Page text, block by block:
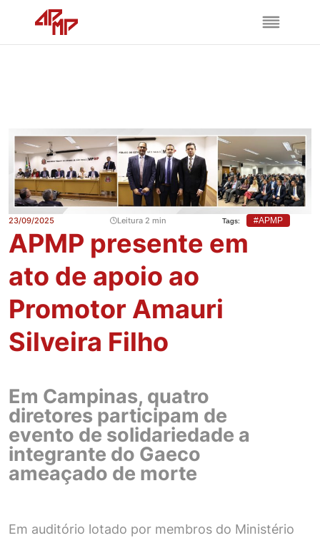
23/09/2025 Leitura 2 min Tags: #APMP
APMP presente em
ato de apoio ao
Promotor Amauri
Silveira Filho
Em Campinas, quatro
diretores participam de
evento de solidariedade a
integrante do Gaeco
ameaçado de morte
Em auditório lotado por membros do Ministério